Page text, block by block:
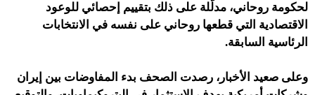
لحكومة روحاني، مدلّلة على ذلك بتقييم إحصائي للوعود
الاقتصادية التي قطعها روحاني على نفسه في الانتخابات
الرئاسية السابقة.
وعلى صعيد الأخبار، رصدت الصحف بدء المفاوضات بين إيران